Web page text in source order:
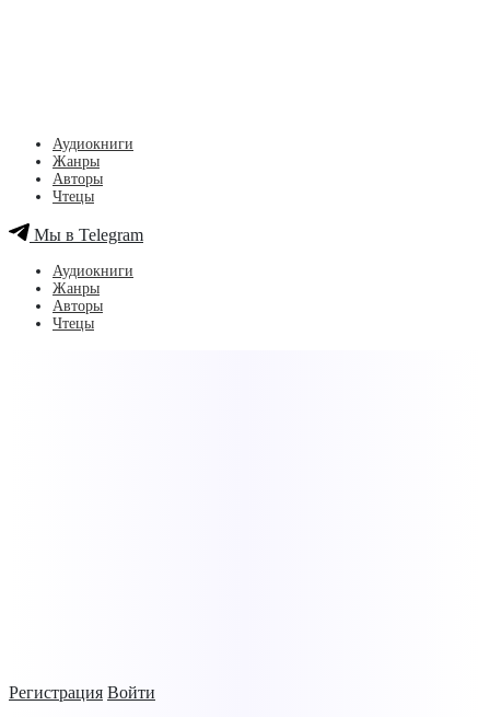
Регистрация Войти
Аудиокниги
Жанры
Авторы
Чтецы
Мы в Telegram
Аудиокниги
Жанры
Авторы
Чтецы